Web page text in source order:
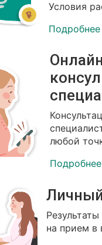
Условия
Подробнее
любой
Подробнее
на прием в